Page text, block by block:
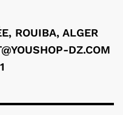
ROUIBA, ALGER
DZ.COM